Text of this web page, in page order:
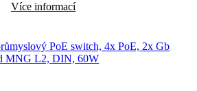
Více informací